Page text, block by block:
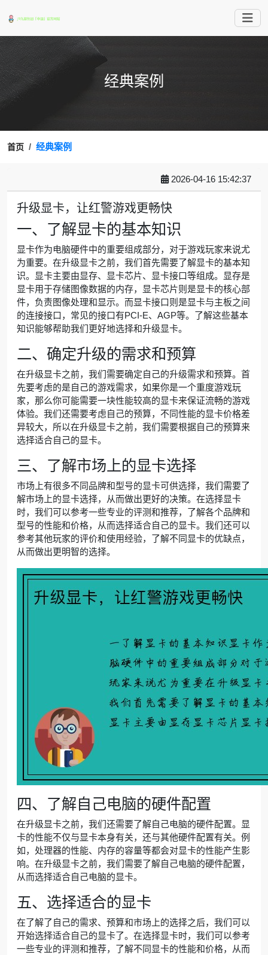
经典案例
首页 经典案例
2026-04-16 15:42:37
升级显卡，让红警游戏更畅快
一、了解显卡的基本知识
显卡作为电脑硬件中的重要组成部分，对于游戏玩家来说尤
为重要。在升级显卡之前，我们首先需要了解显卡的基本知
识。显卡主要由显存、显卡芯片、显卡接口等组成。显存是
显卡用于存储图像数据的内存，显卡芯片则是显卡的核心部
件，负责图像处理和显示。而显卡接口则是显卡与主板之间
的连接接口，常见的接口有PCI-E、AGP等。了解这些基本
知识能够帮助我们更好地选择和升级显卡。
二、确定升级的需求和预算
在升级显卡之前，我们需要确定自己的升级需求和预算。首
先要考虑的是自己的游戏需求，如果你是一个重度游戏玩
家，那么你可能需要一块性能较高的显卡来保证流畅的游戏
体验。我们还需要考虑自己的预算，不同性能的显卡价格差
异较大，所以在升级显卡之前，我们需要根据自己的预算来
选择适合自己的显卡。
三、了解市场上的显卡选择
市场上有很多不同品牌和型号的显卡可供选择，我们需要了
解市场上的显卡选择，从而做出更好的决策。在选择显卡
时，我们可以参考一些专业的评测和推荐，了解各个品牌和
型号的性能和价格，从而选择适合自己的显卡。我们还可以
参考其他玩家的评价和使用经验，了解不同显卡的优缺点，
从而做出更明智的选择。
四、了解自己电脑的硬件配置
在升级显卡之前，我们还需要了解自己电脑的硬件配置。显
卡的性能不仅与显卡本身有关，还与其他硬件配置有关。例
如，处理器的性能、内存的容量等都会对显卡的性能产生影
响。在升级显卡之前，我们需要了解自己电脑的硬件配置，
从而选择适合自己电脑的显卡。
五、选择适合的显卡
在了解了自己的需求、预算和市场上的选择之后，我们可以
开始选择适合自己的显卡了。在选择显卡时，我们可以参考
一些专业的评测和推荐，了解不同显卡的性能和价格，从而